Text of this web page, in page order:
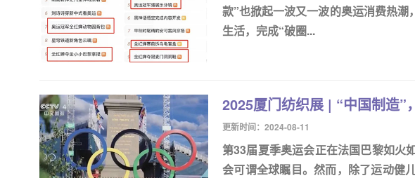
款”也掀起一波又一波的奥运消费热
生活，完成“破圈...
2025厦门纺织展 | “中国制造”
更新时间：2024-08-11
第33届夏季奥运会正在法国巴黎如火
会可谓全球瞩目。然而，除了运动健